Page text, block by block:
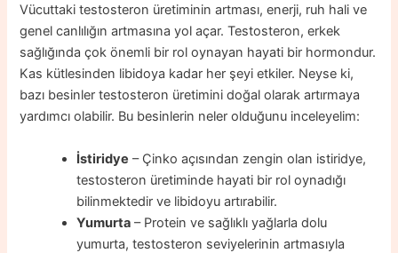
Vücuttaki testosteron üretiminin artması, enerji, ruh hali ve
genel canlılığın artmasına yol açar. Testosteron, erkek
sağlığında çok önemli bir rol oynayan hayati bir hormondur.
Kas kütlesinden libidoya kadar her şeyi etkiler. Neyse ki,
bazı besinler testosteron üretimini doğal olarak artırmaya
yardımcı olabilir. Bu besinlerin neler olduğunu inceleyelim:
İstiridye – Çinko açısından zengin olan istiridye,
testosteron üretiminde hayati bir rol oynadığı
bilinmektedir ve libidoyu artırabilir.
Yumurta – Protein ve sağlıklı yağlarla dolu
yumurta, testosteron seviyelerinin artmasıyla